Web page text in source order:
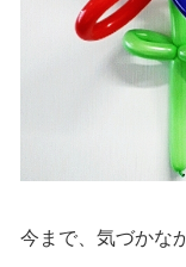
今まで、気づかな